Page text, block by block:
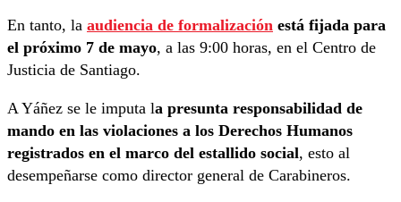
En tanto, la audiencia de formalización está fijada para
el próximo 7 de mayo, a las 9:00 horas, en el Centro de
Justicia de Santiago.
A Yáñez se le imputa la presunta responsabilidad de
mando en las violaciones a los Derechos Humanos
registrados en el marco del estallido social, esto al
desempeñarse como director general de Carabineros.